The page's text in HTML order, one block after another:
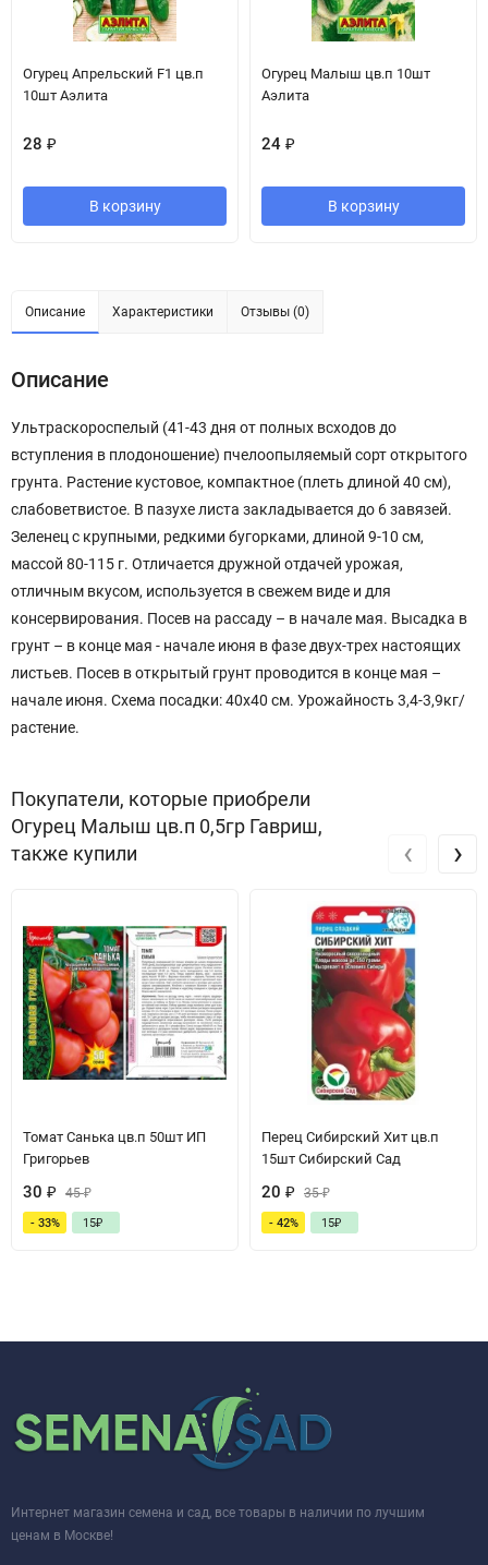
Огурец Апрельский F1 цв.п
10шт Аэлита
28 ₽
В корзину
Огурец Малыш цв.п 10шт
Аэлита
24 ₽
В корзину
Описание Характеристики Отзывы (0)
Описание
Ультраскороспелый (41-43 дня от полных всходов до
вступления в плодоношение) пчелоопыляемый сорт открытого
грунта. Растение кустовое, компактное (плеть длиной 40 см),
слабоветвистое. В пазухе листа закладывается до 6 завязей.
Зеленец с крупными, редкими бугорками, длиной 9-10 см,
массой 80-115 г. Отличается дружной отдачей урожая,
отличным вкусом, используется в свежем виде и для
консервирования. Посев на рассаду – в начале мая. Высадка в
грунт – в конце мая - начале июня в фазе двух-трех настоящих
листьев. Посев в открытый грунт проводится в конце мая –
начале июня. Схема посадки: 40х40 см. Урожайность 3,4-3,9кг/
растение.
Покупатели, которые приобрели
Огурец Малыш цв.п 0,5гр Гавриш,
также купили
Томат Санька цв.п 50шт ИП
Григорьев
30 ₽ 45₽
- 33% 15₽
Перец Сибирский Хит цв.п
15шт Сибирский Сад
20 ₽ 35₽
- 42% 15₽
‹ ›
Интернет магазин семена и сад, все товары в наличии по лучшим
ценам в Москве!